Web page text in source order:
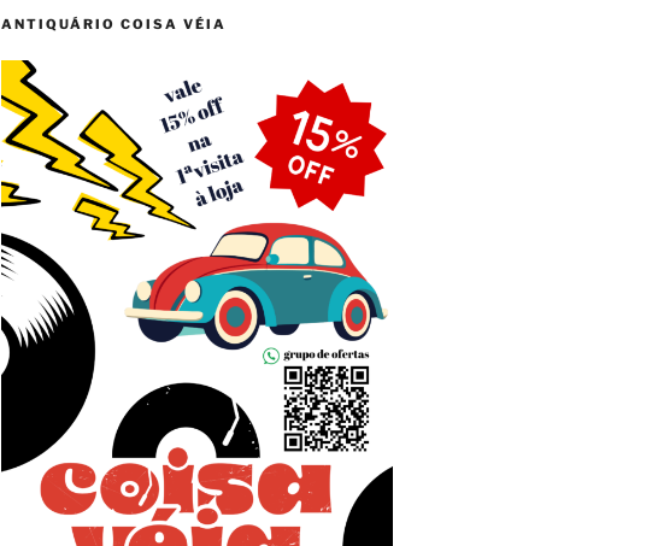
ANTIQUÁRIO COISA VÉIA